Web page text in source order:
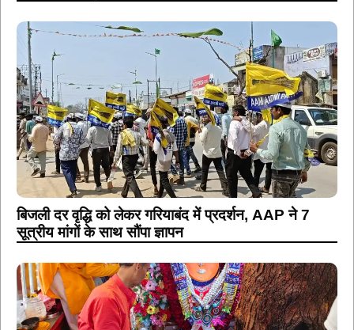
बिजली दर वृद्धि को लेकर गरियाबंद में प्रदर्शन, AAP ने 7
सूत्रीय मांगों के साथ सौंपा ज्ञापन